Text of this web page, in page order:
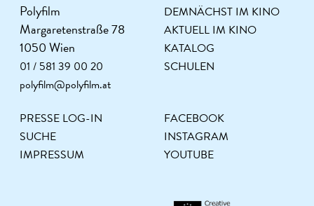
Polyfilm
Margaretenstraße 78
1050 Wien
01 / 581 39 00 20
polyfilm@polyfilm.at
DEMNÄCHST IM KINO
AKTUELL IM KINO
KATALOG
SCHULEN
PRESSE LOG-IN
SUCHE
IMPRESSUM
FACEBOOK
INSTAGRAM
YOUTUBE